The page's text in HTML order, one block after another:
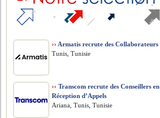
›› Armatis recrute des Collaborateurs
Tunis, Tunisie
›› Transcom recrute des Conseillers en
Réception d’Appels
Ariana, Tunis, Tunisie